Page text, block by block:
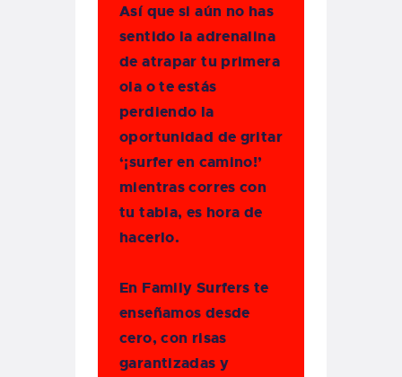
Así que si aún no has
sentido la adrenalina
de atrapar tu primera
ola o te estás
perdiendo la
oportunidad de gritar
‘¡surfer en camino!’
mientras corres con
tu tabla, es hora de
hacerlo.
En Family Surfers te
enseñamos desde
cero, con risas
garantizadas y